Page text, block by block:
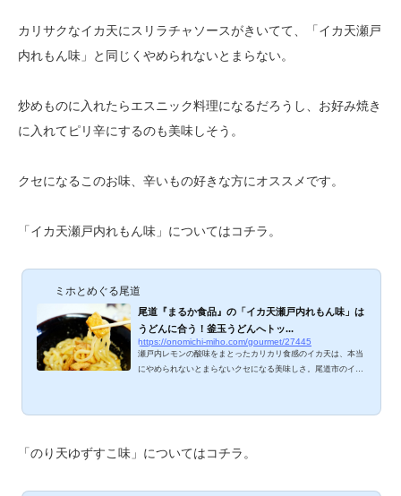
カリサクなイカ天にスリラチャソースがきいてて、「イカ天瀬戸
内れもん味」と同じくやめられないとまらない。
炒めものに入れたらエスニック料理になるだろうし、お好み焼き
に入れてピリ辛にするのも美味しそう。
クセになるこのお味、辛いもの好きな方にオススメです。
「イカ天瀬戸内れもん味」についてはコチラ。
ミホとめぐる尾道
尾道『まるか食品』の「イカ天瀬戸内れもん味」は
うどんに合う！釜玉うどんへトッ...
https://onomichi-miho.com/gourmet/27445
瀬戸内レモンの酸味をまとったカリカリ食感のイカ天は、本当
にやめられないとまらないクセになる美味しさ。尾道市のイカ
るで、身近なもの・身近なお店を意外とブログに書いてなかっ
月。生産量日本一を誇る瀬戸内のレモンと、イカ天生産工場日
「のり天ゆずすこ味」についてはコチラ。